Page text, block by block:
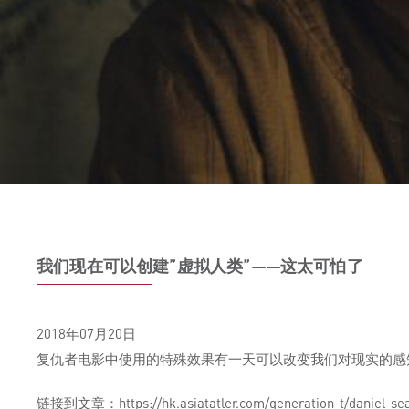
我们现在可以创建”虚拟人类”——这太可怕了
2018年07月20日
复仇者电影中使用的特殊效果有一天可以改变我们对现实的感
链接到文章：https://hk.asiatatler.com/generation-t/daniel-